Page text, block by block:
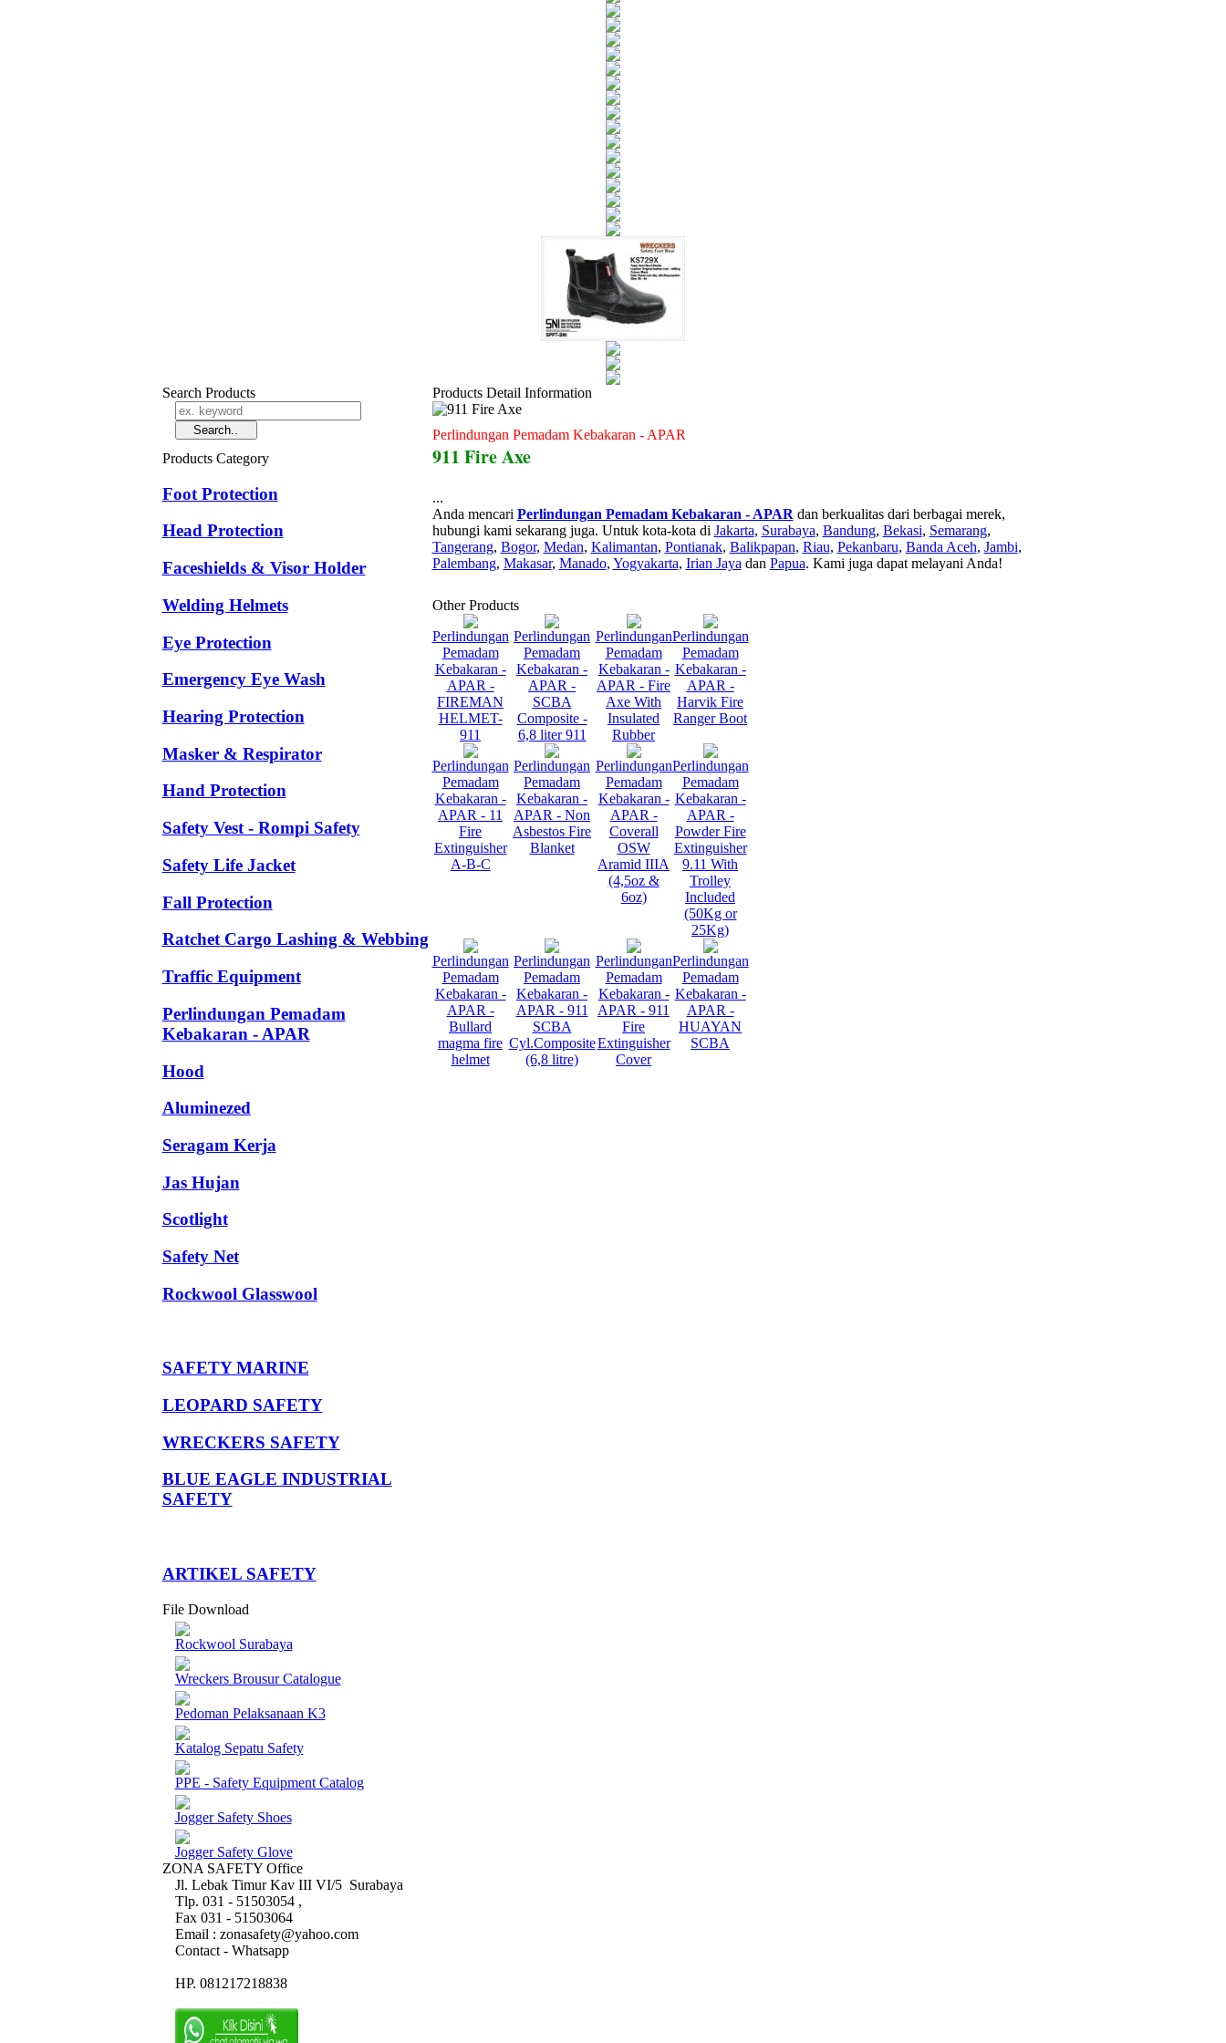
Search Products
Products Category
Foot Protection
Head Protection
Faceshields & Visor Holder
Welding Helmets
Eye Protection
Emergency Eye Wash
Hearing Protection
Masker & Respirator
Hand Protection
Safety Vest - Rompi Safety
Safety Life Jacket
Fall Protection
Ratchet Cargo Lashing & Webbing
Traffic Equipment
Perlindungan Pemadam
Kebakaran - APAR
Hood
Aluminezed
Seragam Kerja
Jas Hujan
Scotlight
Safety Net
Rockwool Glasswool
SAFETY MARINE
LEOPARD SAFETY
WRECKERS SAFETY
BLUE EAGLE INDUSTRIAL
SAFETY
­ARTIKEL SAFETY
File Download
Rockwool Surabaya
Wreckers Brousur Catalogue
Pedoman Pelaksanaan K3
Katalog Sepatu Safety
PPE - Safety Equipment Catalog
Jogger Safety Shoes
Jogger Safety Glove
ZONA SAFETY Office
Jl. Lebak Timur Kav III VI/5 Surabaya
Tlp. 031 - 51503054 ,
Fax 031 - 51503064
Email : zonasafety@yahoo.com
Contact - Whatsapp
HP. 081217218838
Products Detail Information
Perlindungan Pemadam Kebakaran - APAR
911 Fire Axe
...
Anda mencari Perlindungan Pemadam Kebakaran - APAR dan berkualitas dari berbagai merek,
hubungi kami sekarang juga. Untuk kota-kota di Jakarta, Surabaya, Bandung, Bekasi, Semarang,
Tangerang, Bogor, Medan, Kalimantan, Pontianak, Balikpapan, Riau, Pekanbaru, Banda Aceh, Jambi,
Palembang, Makasar, Manado, Yogyakarta, Irian Jaya dan Papua. Kami juga dapat melayani Anda!
Other Products
Perlindungan
Pemadam
Kebakaran -
APAR -
FIREMAN
HELMET-
911
Perlindungan
Pemadam
Kebakaran -
APAR -
SCBA
Composite -
6,8 liter 911
Perlindungan
Pemadam
Kebakaran -
APAR - Fire
Axe With
Insulated
Rubber
Perlindungan
Pemadam
Kebakaran -
APAR -
Harvik Fire
Ranger Boot
Perlindungan
Pemadam
Kebakaran -
APAR - 11
Fire
Extinguisher
A-B-C
Perlindungan
Pemadam
Kebakaran -
APAR - Non
Asbestos Fire
Blanket
Perlindungan
Pemadam
Kebakaran -
APAR -
Coverall
OSW
Aramid IIIA
(4,5oz &
6oz)
Perlindungan
Pemadam
Kebakaran -
APAR -
Powder Fire
Extinguisher
9.11 With
Trolley
Included
(50Kg or
25Kg)
Perlindungan
Pemadam
Kebakaran -
APAR -
Bullard
magma fire
helmet
Perlindungan
Pemadam
Kebakaran -
APAR - 911
SCBA
Cyl.Composite
(6,8 litre)
Perlindungan
Pemadam
Kebakaran -
APAR - 911
Fire
Extinguisher
Cover
Perlindungan
Pemadam
Kebakaran -
APAR -
HUAYAN
SCBA